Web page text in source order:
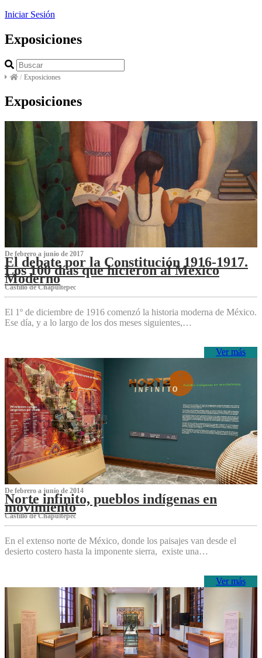
Iniciar Sesión
Exposiciones
/ Exposiciones
Exposiciones
De febrero a junio de 2017
El debate por la Constitución 1916-1917.
Los 100 días que hicieron al México
Moderno
Castillo de Chapultepec
El 1º de diciembre de 1916 comenzó la historia moderna de México.
Ese día, y a lo largo de los dos meses siguientes,…
Ver más
De febrero a junio de 2014
Norte infinito, pueblos indígenas en
movimiento
Castillo de Chapultepec
En el extenso norte de México, donde los paisajes van desde el
desierto costero hasta la imponente sierra, existe una…
Ver más